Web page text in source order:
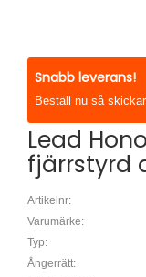
Snabb leverans!
Beställ nu så
Lead
fjärrstyrd
Artikelnr:
Varumärke:
Typ:
Ångerrätt: